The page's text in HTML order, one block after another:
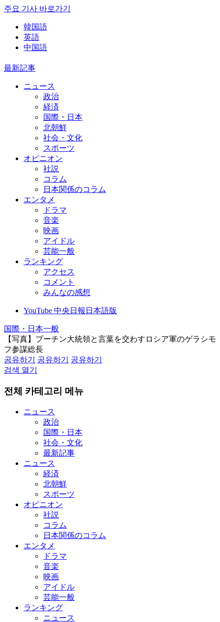
주요 기사 바로가기
韓国語
英語
中国語
最新記事
ニュース
政治
経済
国際・日本
北朝鮮
社会・文化
スポーツ
オピニオン
社説
コラム
日本関係のコラム
エンタメ
ドラマ
音楽
映画
アイドル
芸能一般
ランキング
アクセス
コメント
みんなの感想
YouTube 中央日報日本語版
国際・日本一般
【写真】プーチン大統領と言葉を交わすロシア軍のゲラシモ
フ参謀総長
공유하기
공유하기
공유하기
검색 열기
전체 카테고리 메뉴
ニュース
政治
国際・日本
社会・文化
最新記事
ニュース
経済
北朝鮮
スポーツ
オピニオン
社説
コラム
日本関係のコラム
エンタメ
ドラマ
音楽
映画
アイドル
芸能一般
ランキング
ニュース